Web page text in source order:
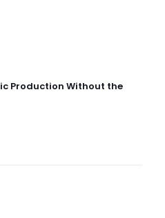
Production Without the